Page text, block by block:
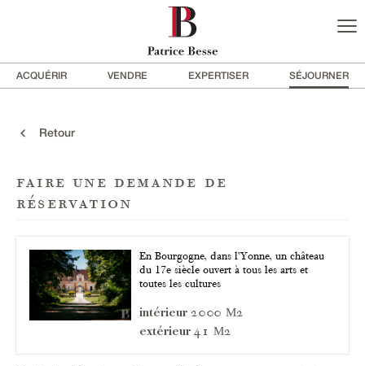
ACQUÉRIR VENDRE EXPERTISER SÉJOURNER
Retour
faire une demande de
réservation
En Bourgogne, dans l’Yonne, un château
du 17e siècle ouvert à tous les arts et
toutes les cultures
intérieur 2000 M2
extérieur41 M2